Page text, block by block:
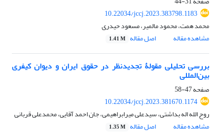
10.22034/jccj.2023.383798.1183
محمد همت، محمود مالمیر، مسعود حیدری
مشاهده مقاله
اصل مقاله 1.41 M
بررسی تحلیلی مقولۀ تجدیدنظر در حقوق ایران و دیوان کیفری
بین‌المللی
صفحه47-58
10.22034/jccj.2023.381670.1174
روح الله اله بداشتی، سیدعلی میرابراهیمی، جان احمد آقایی، محمدعلی قربانی
مشاهده مقاله
اصل مقاله 1.35 M